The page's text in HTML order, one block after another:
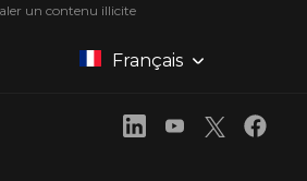
un contenu illicite
Français